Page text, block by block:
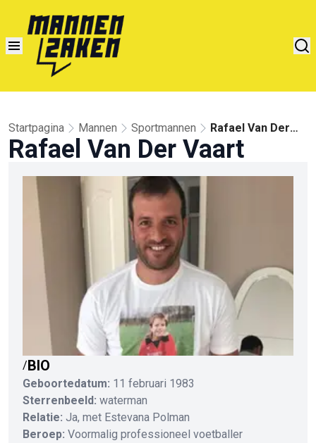
Startpagina Mannen Sportmannen
Rafael Van Der
Vaart
Rafael Van Der Vaart
/BIO
Geboortedatum: 11 februari 1983
Sterrenbeeld: waterman
Relatie: Ja, met Estevana Polman
Beroep: Voormalig professioneel voetballer